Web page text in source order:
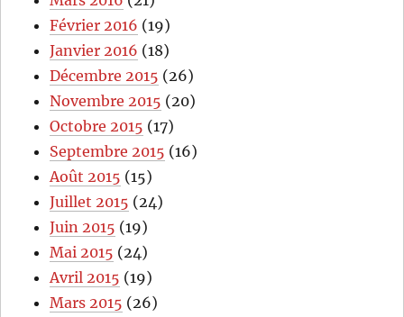
Février 2016 (19)
Janvier 2016 (18)
Décembre 2015 (26)
Novembre 2015 (20)
Octobre 2015 (17)
Septembre 2015 (16)
Août 2015 (15)
Juillet 2015 (24)
Juin 2015 (19)
Mai 2015 (24)
Avril 2015 (19)
Mars 2015 (26)